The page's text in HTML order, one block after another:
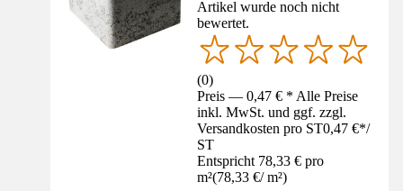
Artikel wurde noch nicht
bewertet.
(0)
Preis — 0,47 € * Alle Preise
inkl. MwSt. und ggf. zzgl.
Versandkosten pro ST0,47 €*/
ST
Entspricht 78,33 € pro
m²(78,33 €/ m²)